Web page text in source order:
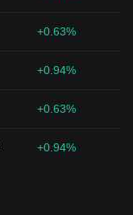
+0.63%
+0.94%
+0.63%
+0.94%